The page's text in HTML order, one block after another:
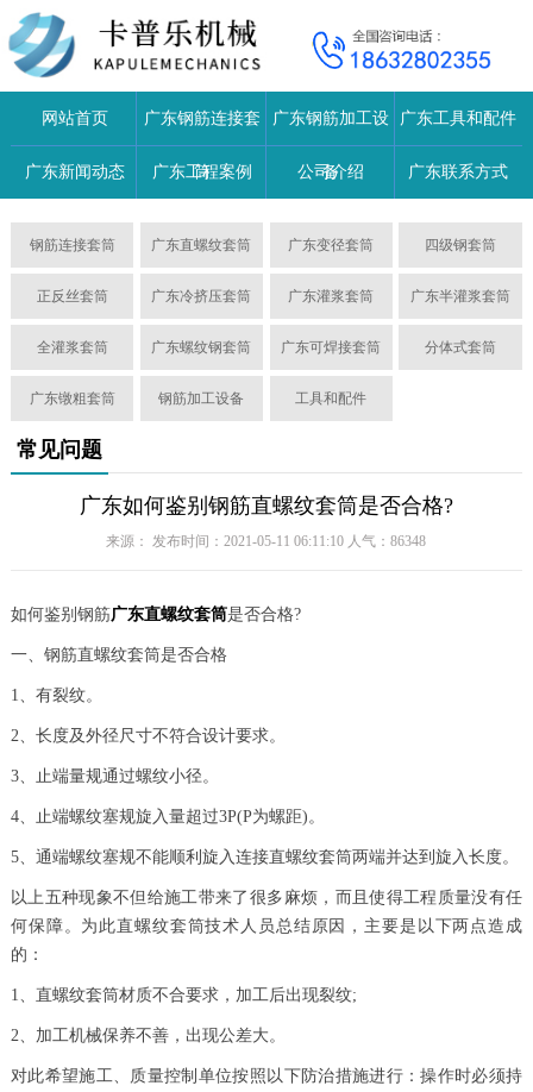
网站首页 广东钢筋连接套
筒
广东钢筋加工设
备
广东工具和配件
广东新闻动态 广东工程案例 公司介绍 广东联系方式
钢筋连接套筒 广东直螺纹套筒 广东变径套筒 四级钢套筒
正反丝套筒 广东冷挤压套筒 广东灌浆套筒 广东半灌浆套筒
全灌浆套筒 广东螺纹钢套筒 广东可焊接套筒 分体式套筒
广东镦粗套筒 钢筋加工设备 工具和配件
常见问题
广东如何鉴别钢筋直螺纹套筒是否合格?
来源： 发布时间：2021-05-11 06:11:10 人气：86348
如何鉴别钢筋广东直螺纹套筒是否合格?
一、钢筋直螺纹套筒是否合格
1、有裂纹。
2、长度及外径尺寸不符合设计要求。
3、止端量规通过螺纹小径。
4、止端螺纹塞规旋入量超过3P(P为螺距)。
5、通端螺纹塞规不能顺利旋入连接直螺纹套筒两端并达到旋入长度。
以上五种现象不但给施工带来了很多麻烦，而且使得工程质量没有任
何保障。为此直螺纹套筒技术人员总结原因，主要是以下两点造成
的：
1、直螺纹套筒材质不合要求，加工后出现裂纹;
2、加工机械保养不善，出现公差大。
对此希望施工、质量控制单位按照以下防治措施进行：操作时必须持